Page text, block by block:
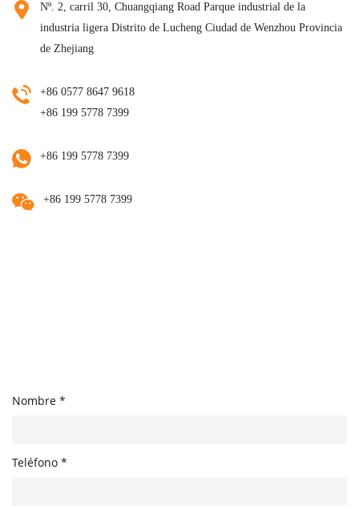
Sobre nosotros
Nº. 2, carril 30, Chuangqiang Road Parque industrial de la
industria ligera Distrito de Lucheng Ciudad de Wenzhou Provincia
de Zhejiang
+86 0577 8647 9618
+86 199 5778 7399
+86 199 5778 7399
+86 199 5778 7399
Nombre *
Teléfono *